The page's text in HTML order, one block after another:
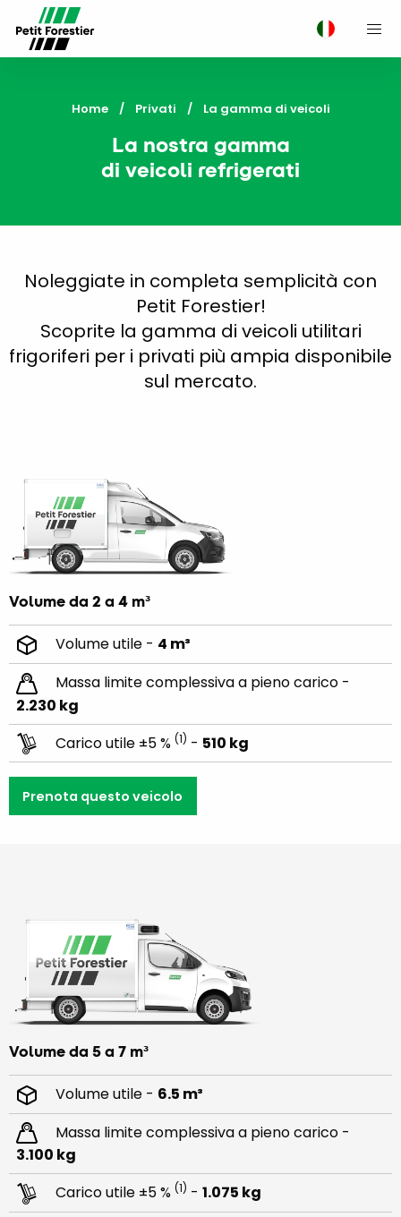
Home Privati Current:
La gamma di veicoli
La nostra gamma
di veicoli refrigerati
Noleggiate in completa semplicità con
Petit Forestier!
Scoprite la gamma di veicoli utilitari
frigoriferi per i privati più ampia disponibile
sul mercato.
Volume da 2 a 4 m³
Volume utile - 4 m³
Massa limite complessiva a pieno carico -
2.230 kg
Carico utile ±5 % (1) - 510 kg
Prenota questo veicolo
Volume da 5 a 7 m³
Volume utile - 6.5 m³
Massa limite complessiva a pieno carico -
3.100 kg
Carico utile ±5 % (1) - 1.075 kg